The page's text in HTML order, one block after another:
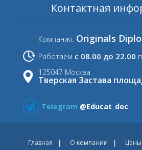
Контактная
Компания: Originals
Работаем с 08.00 до 22.00
125047 Москва
Тверская Застава
Telegram @Educat_doc
Главная О компании